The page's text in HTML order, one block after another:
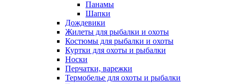
Панамы
Шапки
Дождевики
Жилеты для рыбалки и охоты
Костюмы для рыбалки и охоты
Куртки для охоты и рыбалки
Носки
Перчатки, варежки
Термобелье для охоты и рыбалки